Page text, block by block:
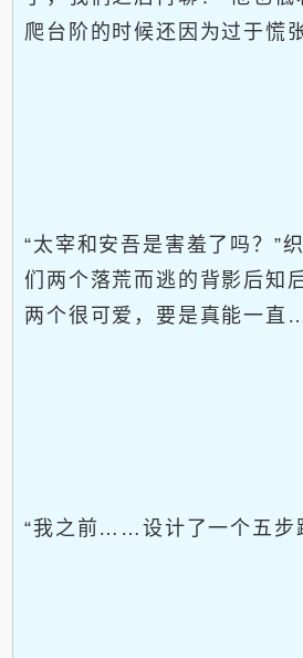
爬台阶的时候还因为过于慌
“太宰和安吾是害羞了吗？”
们两个落荒而逃的背影后知
两个很可爱，要是真能一
“我之前……设计了一个五步